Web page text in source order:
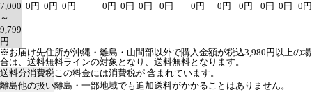
7,000
～
9,799
円
0円 0円 0円 0円 0円 0円 0円 0円 0円 0円 0円 0円 0円
※お届け先住所が沖縄・離島・山間部以外で購入金額が税込3,980円以上の場
合は、送料無料ラインの対象となり、送料無料となります。
送料分消費税この料金には消費税が 含まれています。
離島他の扱い離島・一部地域でも追加送料がかかることはありません。